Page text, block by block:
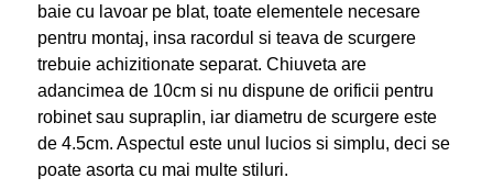
baie cu lavoar pe blat, toate elementele necesare
pentru montaj, insa racordul si teava de scurgere
trebuie achizitionate separat. Chiuveta are
adancimea de 10cm si nu dispune de orificii pentru
robinet sau supraplin, iar diametru de scurgere este
de 4.5cm. Aspectul este unul lucios si simplu, deci se
poate asorta cu mai multe stiluri.